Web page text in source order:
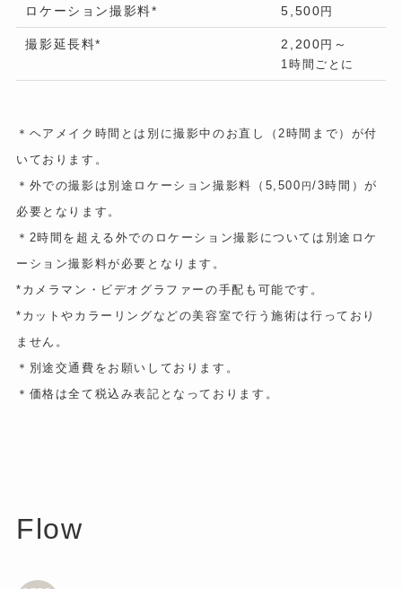
ロケーション撮影料* 5,500 円
撮影延長料* 2,200 円 ～
1時間ごとに
＊ヘアメイク時間とは別に撮影中のお直し（2時間まで）が付
いております。
＊外での撮影は別途ロケーション撮影料（5,500 円/3時間）が
必要となります。
＊2時間を超える外でのロケーション撮影については別途ロケ
ーション撮影料が必要となります。
*カメラマン・ビデオグラファーの手配も可能です。
*カットやカラーリングなどの美容室で行う施術は行っており
ません。
＊別途交通費をお願いしております。
＊価格は全て税込み表記となっております。
Flow